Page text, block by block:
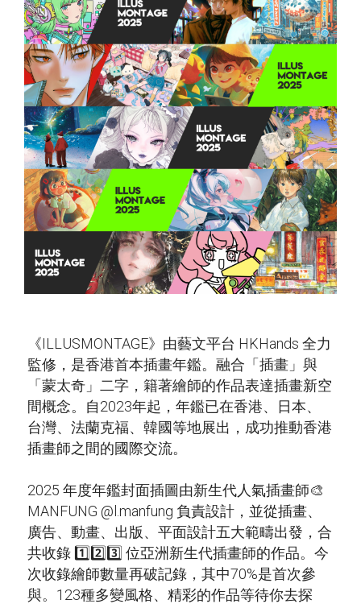
《ILLUSMONTAGE》由藝文平台 HKHands 全力
監修，是香港首本插畫年鑑。融合「插畫」與
「蒙太奇」二字，籍著繪師的作品表達插畫新空
間概念。自2023年起，年鑑已在香港、日本、
台灣、法蘭克福、韓國等地展出，成功推動香港
插畫師之間的國際交流。
2025 年度年鑑封面插圖由新生代人氣插畫師🎨
MANFUNG @l.manfung 負責設計，並從插畫、
廣告、動畫、出版、平面設計五大範疇出發，合
共收錄 1️⃣2️⃣3️⃣ 位亞洲新生代插畫師的作品。今
次收錄繪師數量再破記錄，其中70%是首次參
與。123種多變風格、精彩的作品等待你去探